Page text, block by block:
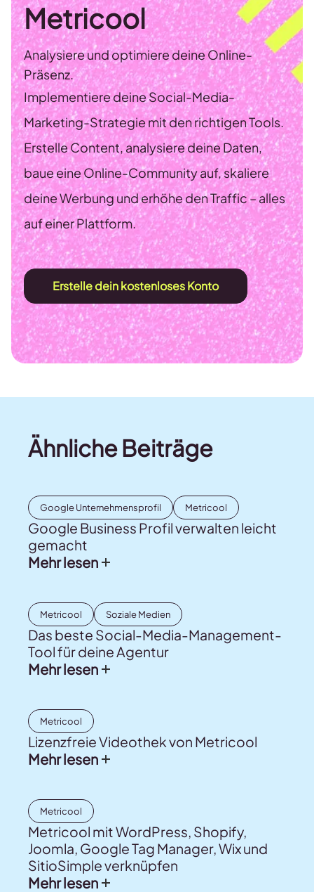
Metricool
Analysiere und optimiere deine Online-
Präsenz.
Implementiere deine Social-Media-
Marketing-Strategie mit den richtigen Tools.
Erstelle Content, analysiere deine Daten,
baue eine Online-Community auf, skaliere
deine Werbung und erhöhe den Traffic – alles
auf einer Plattform.
Erstelle dein kostenloses Konto
Ähnliche Beiträge
Google Unternehmensprofil Metricool
Google Business Profil verwalten leicht
gemacht
Mehr lesen
Metricool Soziale Medien
Das beste Social-Media-Management-
Tool für deine Agentur
Mehr lesen
Metricool
Lizenzfreie Videothek von Metricool
Mehr lesen
Metricool
Metricool mit WordPress, Shopify,
Joomla, Google Tag Manager, Wix und
SitioSimple verknüpfen
Mehr lesen